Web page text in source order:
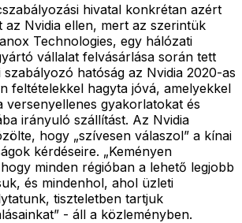
hivatal konkrétan azért
az Nvidia ellen, mert az szerintük
Technologies, egy hálózati
vállalat felvásárlása során tett
szabályozó hatóság az Nvidia 2020-as
feltételekkel hagyta jóvá, amelyekkel
versenyellenes gyakorlatokat és
irányuló szállítást. Az Nvidia
hogy „szívesen válaszol” a kínai
kérdéseire. „Keményen
minden régióban a lehető legjobb
és mindenhol, ahol üzleti
tiszteletben tartjuk
- áll a közleményben.